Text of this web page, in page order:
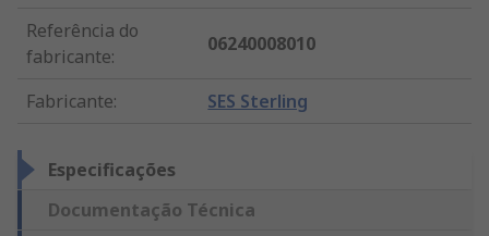
Referência do
fabricante:
06240008010
Fabricante: SES Sterling
Especificações
Documentação Técnica